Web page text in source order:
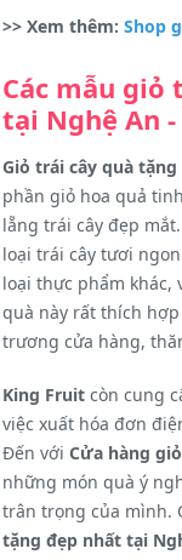
>> Xem thêm: Shop
Các mẫu giỏ
tại Nghệ An
Giỏ trái cây quà tặng
phần giỏ hoa quả
lẵng trái cây đẹp
loại trái cây tươi
loại thực phẩm khác,
quà này rất thích
trương cửa hàng,
King Fruit còn cung
việc xuất hóa đơn
Đến với Cửa hàng
những món quà ý
trân trọng của mình.
tặng đẹp nhất tại